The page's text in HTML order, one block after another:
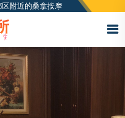
附近的桑拿按摩